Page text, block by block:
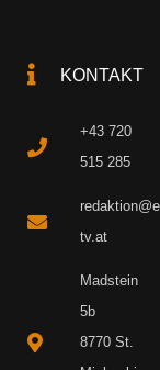
KONTAKT
+43 720
515 285
tv.at
Madstein
5b
8770 St.